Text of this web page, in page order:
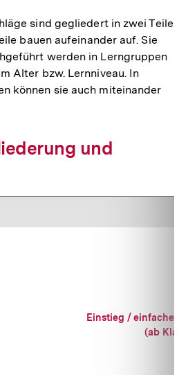
sind gegliedert in zwei Teile
bauen aufeinander auf. Sie
werden in Lerngruppen
Alter bzw. Lernniveau. In
können sie auch miteinander
und
Einstieg / einfaches
(ab